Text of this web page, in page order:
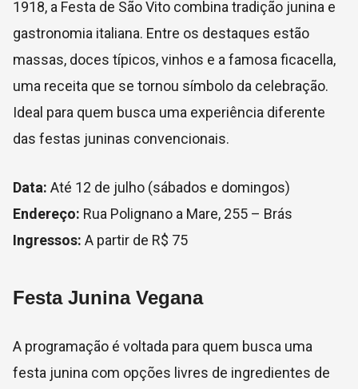
1918, a Festa de São Vito combina tradição junina e
gastronomia italiana. Entre os destaques estão
massas, doces típicos, vinhos e a famosa ficacella,
uma receita que se tornou símbolo da celebração.
Ideal para quem busca uma experiência diferente
das festas juninas convencionais.
Data: Até 12 de julho (sábados e domingos)
Endereço: Rua Polignano a Mare, 255 – Brás
Ingressos: A partir de R$ 75
Festa Junina Vegana
A programação é voltada para quem busca uma
festa junina com opções livres de ingredientes de